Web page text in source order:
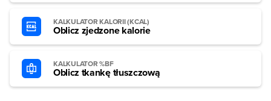
KALKULATOR KALORII (KCAL)
Oblicz zjedzone kalorie
KALKULATOR %BF
Oblicz tkankę tłuszczową